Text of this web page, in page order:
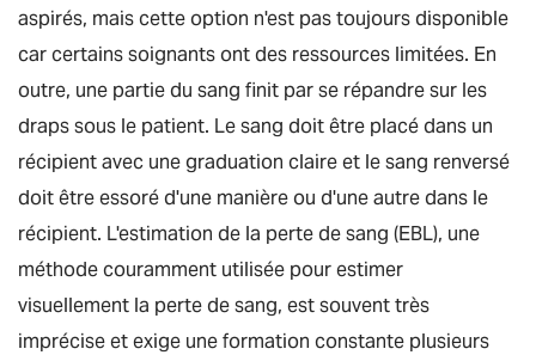
aspirés, mais cette option n'est pas toujours disponible
car certains soignants ont des ressources limitées. En
outre, une partie du sang finit par se répandre sur les
draps sous le patient. Le sang doit être placé dans un
récipient avec une graduation claire et le sang renversé
doit être essoré d'une manière ou d'une autre dans le
récipient. L'estimation de la perte de sang (EBL), une
méthode couramment utilisée pour estimer
visuellement la perte de sang, est souvent très
imprécise et exige une formation constante plusieurs